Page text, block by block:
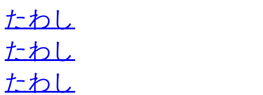
たわし
たわし
たわし